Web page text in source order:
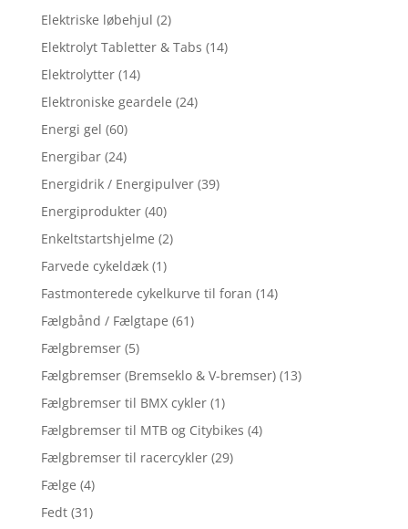
Elektriske løbehjul (2)
Elektrolyt Tabletter & Tabs (14)
Elektrolytter (14)
Elektroniske geardele (24)
Energi gel (60)
Energibar (24)
Energidrik / Energipulver (39)
Energiprodukter (40)
Enkeltstartshjelme (2)
Farvede cykeldæk (1)
Fastmonterede cykelkurve til foran (14)
Fælgbånd / Fælgtape (61)
Fælgbremser (5)
Fælgbremser (Bremseklo & V-bremser) (13)
Fælgbremser til BMX cykler (1)
Fælgbremser til MTB og Citybikes (4)
Fælgbremser til racercykler (29)
Fælge (4)
Fedt (31)